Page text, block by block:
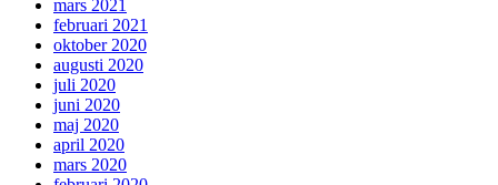
mars 2021
februari 2021
oktober 2020
augusti 2020
juli 2020
juni 2020
maj 2020
april 2020
mars 2020